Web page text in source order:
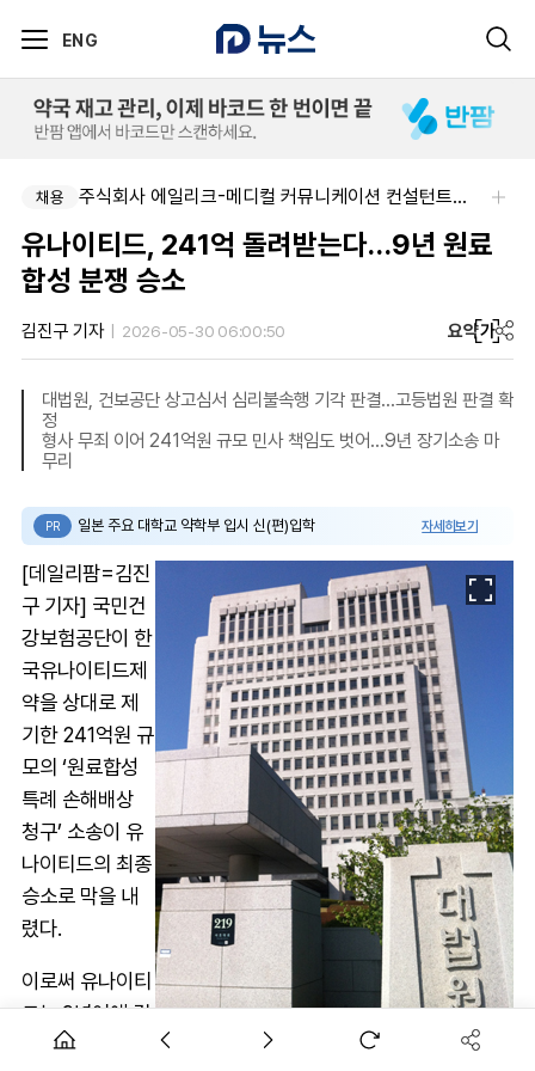
ENG
채용 주식회사 에일리크-메디컬 커뮤니케이션 컨설턴트(Associate) / 메디컬라이터 채용
유나이티드, 241억 돌려받는다…9년 원료
합성 분쟁 승소
김진구 기자 2026-05-30 06:00:50 요약가
대법원, 건보공단 상고심서 심리불속행 기각 판결…고등법원 판결 확
정
형사 무죄 이어 241억원 규모 민사 책임도 벗어…9년 장기소송 마
무리
PR 일본 주요 대학교 약학부 입시 신(편)입학 자세히보기
[데일리팜=김진
구 기자] 국민건
강보험공단이 한
국유나이티드제
약을 상대로 제
기한 241억원 규
모의 ‘원료합성
특례 손해배상
청구’ 소송이 유
나이티드의 최종
승소로 막을 내
렸다.
이로써 유나이티
드는 9년여에 걸
친 법적 리스크